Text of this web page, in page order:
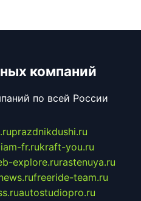
компаний
по всей России
prazdnikdushi.ru
fr.rukraft-you.ru
explore.rurastenuya.ru
freeride-team.ru
autostudiopro.ru